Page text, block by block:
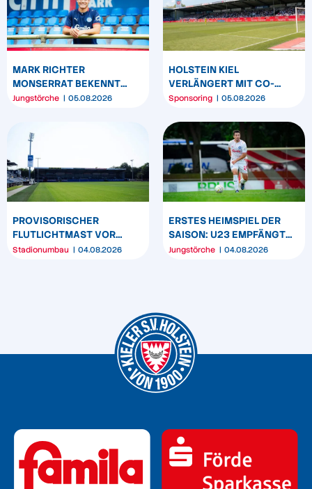
MARK RICHTER
MONSERRAT BEKENNT
SICH LANGFRISTIG ZUR
Jungstörche 05.08.2026
HOLSTEIN KIEL
VERLÄNGERT MIT CO-
SPONSOR SPREHE
Sponsoring 05.08.2026
PROVISORISCHER
FLUTLICHTMAST VOR
WESTTRIBÜNE WIRD
Stadionumbau 04.08.2026
ERSTES HEIMSPIEL DER
SAISON: U23 EMPFÄNGT
HEIDER SV
Jungstörche 04.08.2026